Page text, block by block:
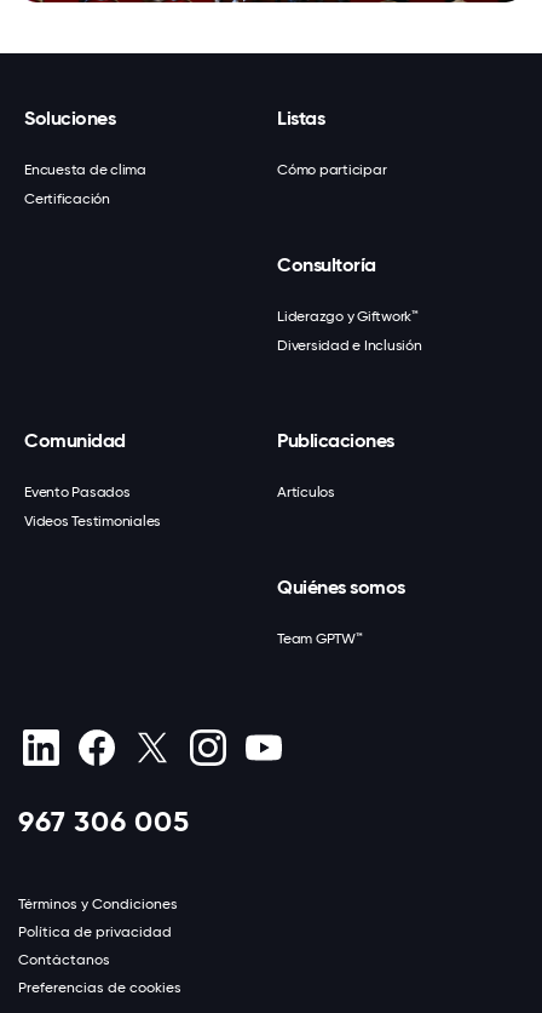
Soluciones
Encuesta de clima
Certificación
Listas
Cómo participar
Consultoría
Liderazgo y Giftwork™
Diversidad e Inclusión
Comunidad
Evento Pasados
Videos Testimoniales
Publicaciones
Artículos
Quiénes somos
Team GPTW™
967 306 005
Términos y Condiciones
Política de privacidad
Contáctanos
Preferencias de cookies